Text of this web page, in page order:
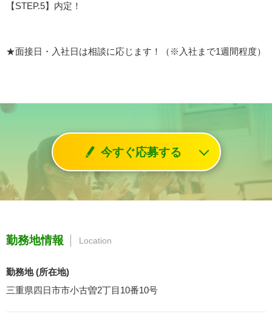
【STEP.5】内定！
★面接日・入社日は相談に応じます！（※入社まで1週間程度）
今すぐ応募する
勤務地情報 Location
勤務地 (所在地)
三重県四日市市小古曽2丁目10番10号